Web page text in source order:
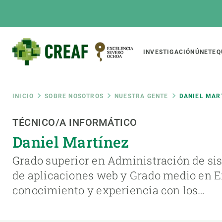
Main
INVESTIGACIÓN ÚNETE
Ruta
de
navegación
INICIO SOBRE NOSOTROS NUESTRA GENTE DANIEL
TÉCNICO/A INFORMÁTICO
Daniel Martínez
Grado superior en Administración de
de aplicaciones web y Grado medio en
conocimiento y experiencia con los…
Featured
responsive
INTRANET
Responsive
menu
SOBRE NOSOTROS
El Centro
Organización institucional
Transparencia Cambio